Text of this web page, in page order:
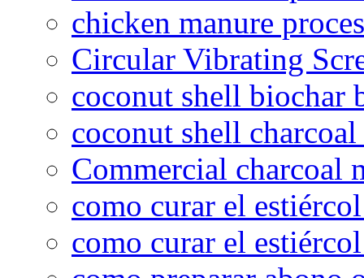
chicken manure
Circular Vibrating
coconut shell biochar
coconut shell
Commercial charcoal
como curar el
como curar el